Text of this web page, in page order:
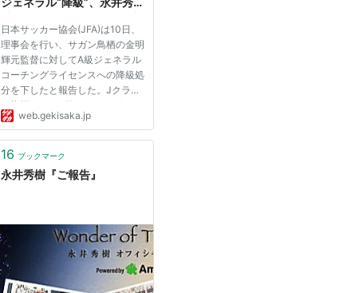
| ゲキサカ
日本サッカー協会(JFA)は10日、
理事会を行い、サガン鳥栖の金明
輝元監督に対してA級ジェネラル
コーチングライセンスへの降級処
分を下したと報告した。Jクラブ
が指揮できるS級コーチングライ
センスからA級ジェネラルへの降
術委員長が理事会後のメディアブ
監...
web.gekisaka.jp
16 ブックマーク
永井秀樹『ご報告』